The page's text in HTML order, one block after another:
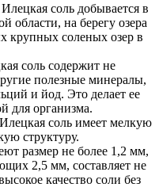
соль добывается в
области, на берегу озера
крупных соленых озер в
соль содержит не
полезные минералы,
и йод. Это делает ее
для организма.
соль имеет мелкую
структуру.
размер не более 1,2 мм,
2,5 мм, составляет не
качество соли без